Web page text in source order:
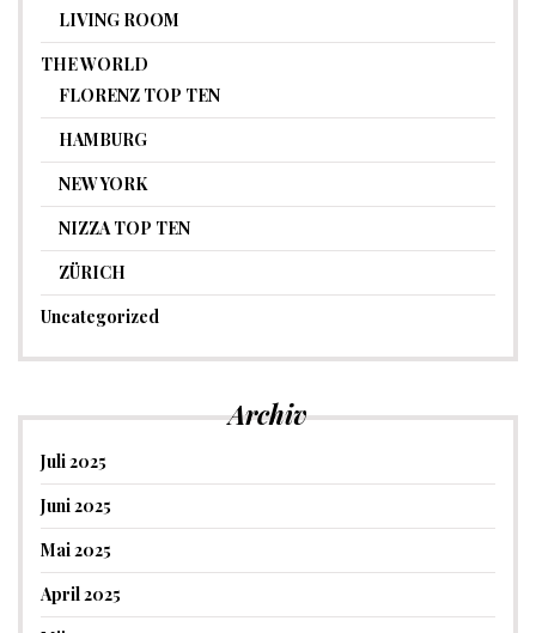
LIVING ROOM
THE WORLD
FLORENZ TOP TEN
HAMBURG
NEW YORK
NIZZA TOP TEN
ZÜRICH
Uncategorized
Archiv
Juli 2025
Juni 2025
Mai 2025
April 2025